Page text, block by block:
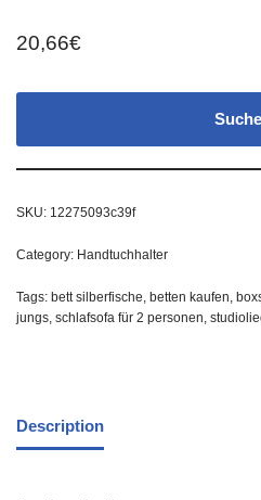
20,66€
SKU: 12275093c39f
Category: Handtuchhalter
Tags: bett silberfische, betten kaufen,
jungs, schlafsofa für 2 personen,
Description